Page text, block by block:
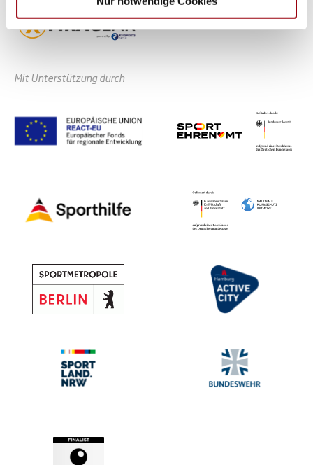
Mit Unterstützung durch